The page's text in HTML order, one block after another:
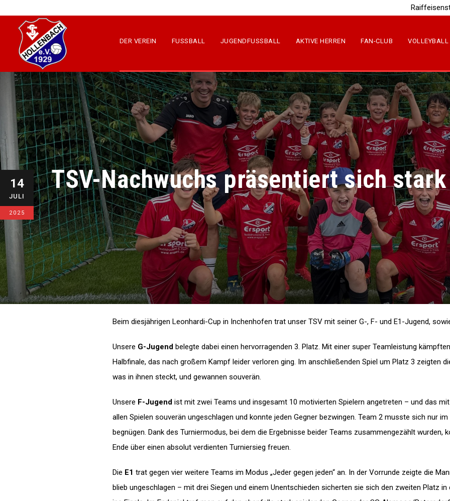
DER VEREIN FUSSBALL JUGENDFUSSBALL AKTIVE HERREN FAN-CLUB VOLLEYBALL
14
JULI
2025
TSV-Nachwuchs präsentiert sich
Beim diesjährigen Leonhardi-Cup in Inchenhofen trat unser TSV mit seiner G-, F- und E1-Jugend,
Unsere G-Jugendbelegte dabei einen hervorragenden 3. Platz. Mit einer super Teamleistung
Halbfinale, das nach großem Kampf leider verloren ging. Im anschließenden Spiel um Platz 3 zeigten
was in ihnen steckt, und gewannen souverän.
Unsere F-Jugendist mit zwei Teams und insgesamt 10 motivierten Spielern angetreten – und das
allen Spielen souverän ungeschlagen und konnte jeden Gegner bezwingen. Team 2 musste sich nur
begnügen. Dank des Turniermodus, bei dem die Ergebnisse beider Teams zusammengezählt wurden,
Ende über einen absolut verdienten Turniersieg freuen.
Die E1 trat gegen vier weitere Teams im Modus „Jeder gegen jeden“ an. In der Vorrunde zeigte die
blieb ungeschlagen – mit drei Siegen und einem Unentschieden sicherten sie sich den zweiten Platz in